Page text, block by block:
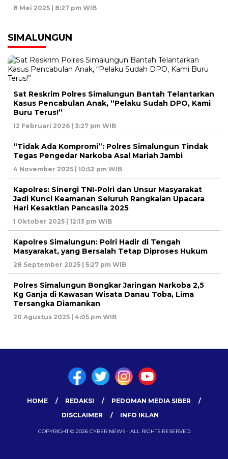
8 Mei 2025 | 8:27 pm WIB
SIMALUNGUN
Sat Reskrim Polres Simalungun Bantah Telantarkan
Kasus Pencabulan Anak, “Pelaku Sudah DPO, Kami
Buru Terus!”
12 Februari 2026 | 3:27 pm WIB
“Tidak Ada Kompromi”: Polres Simalungun Tindak
Tegas Pengedar Narkoba Asal Mariah Jambi
4 November 2025 | 10:52 pm WIB
Kapolres: Sinergi TNI-Polri dan Unsur Masyarakat
Jadi Kunci Keamanan Seluruh Rangkaian Upacara
Hari Kesaktian Pancasila 2025
1 Oktober 2025 | 12:13 pm WIB
Kapolres Simalungun: Polri Hadir di Tengah
Masyarakat, yang Bersalah Tetap Diproses Hukum
28 September 2025 | 5:27 pm WIB
Polres Simalungun Bongkar Jaringan Narkoba 2,5
Kg Ganja di Kawasan Wisata Danau Toba, Lima
Tersangka Diamankan
20 Agustus 2025 | 4:05 pm WIB
HOME REDAKSI
PEDOMAN MEDIA SIBER
DISCLAIMER
INFO IKLAN
COPYRIGHT © 2026 CYBER NEWS - ALL RIGHTS RESERVED